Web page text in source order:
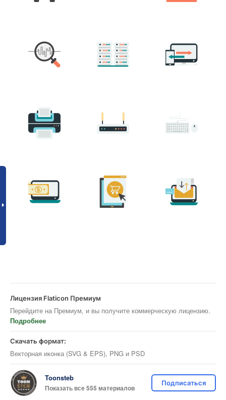
Лицензия Flaticon Премиум
Перейдите на Премиум, и вы получите коммерческую лицензию.
Подробнее
Скачать формат:
Векторная иконка (SVG & EPS), PNG и PSD
Toonsteb
Показать все 555 материалов
Подписаться